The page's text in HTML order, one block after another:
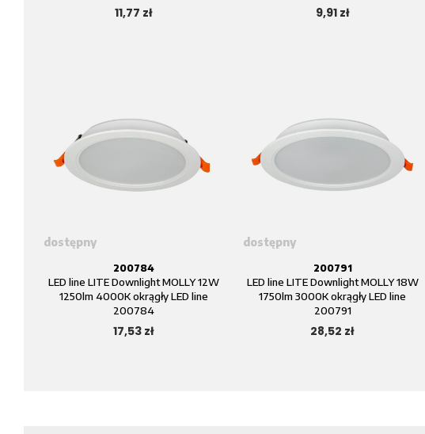
11,77 zł 9,91 zł
dostępny
200784
LED line LITE Downlight MOLLY 12W
1250lm 4000K okrągły LED line
200784
17,53 zł
dostępny
200791
LED line LITE Downlight MOLLY 18W
1750lm 3000K okrągły LED line
200791
28,52 zł